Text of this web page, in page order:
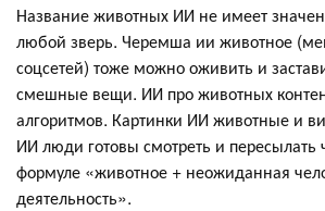
Название животных ИИ не имеет
любой зверь. Черемша ии животное
соцсетей) тоже можно оживить и
смешные вещи. ИИ про животных
алгоритмов. Картинки ИИ животные и
ИИ люди готовы смотреть и
формуле «животное + неожиданная
деятельность».